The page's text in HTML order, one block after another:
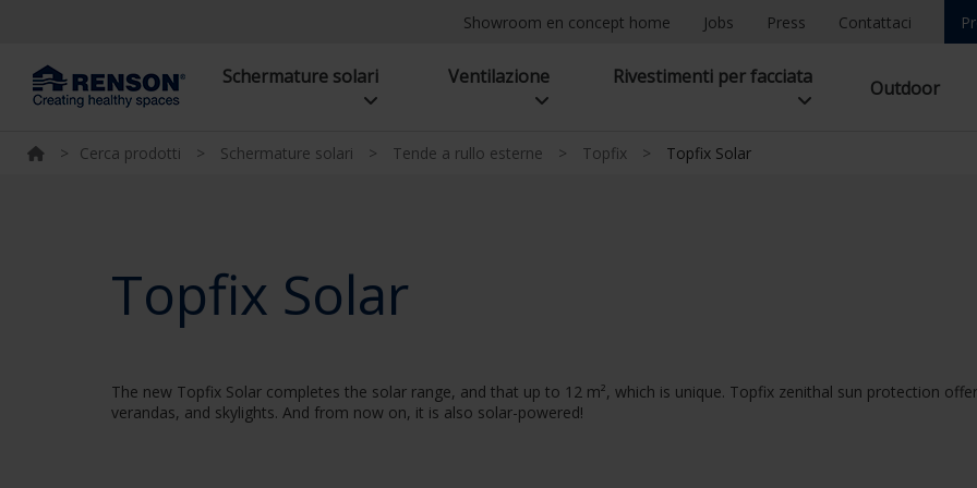
Showroom en concept home Jobs Press Contattaci
Schermature solari Ventilazione Rivestimenti per facciata Outdoor
> Cerca prodotti > Schermature solari > Tende a rullo esterne > Topfix > Topfix Solar
Topfix Solar
The new Topfix Solar completes the solar range, and that up to 12 m², which is unique. Topfix zenithal sun protection
verandas, and skylights. And from now on, it is also solar-powered!